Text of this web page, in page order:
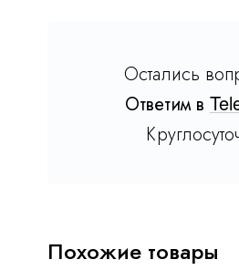
Остались
Ответим в
Похожие товары